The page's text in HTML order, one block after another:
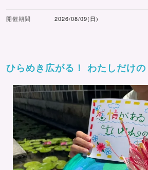
開催期間 2026/08/09(日)
ひらめき広がる！ わたしだけ